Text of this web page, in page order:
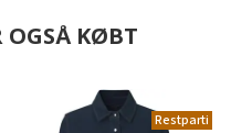
OGSÅ KØBT
Restparti